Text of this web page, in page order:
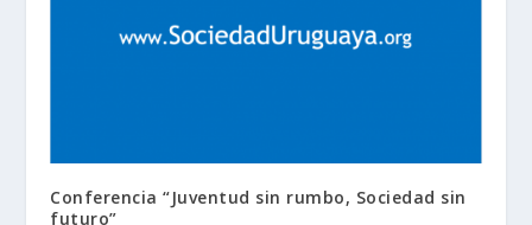
Conferencia “Juventud sin rumbo, Sociedad sin
futuro”